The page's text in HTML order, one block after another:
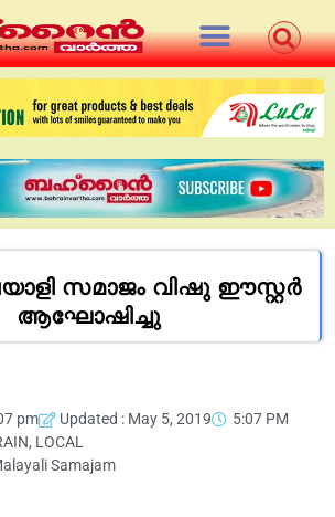
സമാജം വിഷു ഈസ്റ്റർ
ആഘോഷിച്ചു
pm Updated : May 5, 2019
5:07 PM
, LOCAL
Samajam